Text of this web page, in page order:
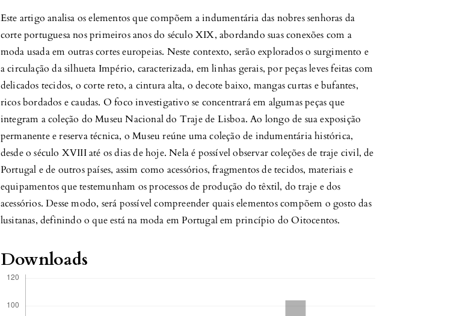
Este artigo analisa os elementos que compõem a indumentária das nobres senhoras da
corte portuguesa nos primeiros anos do século XIX, abordando suas conexões com a
moda usada em outras cortes europeias. Neste contexto, serão explorados o surgimento e
a circulação da silhueta Império, caracterizada, em linhas gerais, por peças leves feitas com
delicados tecidos, o corte reto, a cintura alta, o decote baixo, mangas curtas e bufantes,
ricos bordados e caudas. O foco investigativo se concentrará em algumas peças que
integram a coleção do Museu Nacional do Traje de Lisboa. Ao longo de sua exposição
permanente e reserva técnica, o Museu reúne uma coleção de indumentária histórica,
desde o século XVIII até os dias de hoje. Nela é possível observar coleções de traje civil, de
Portugal e de outros países, assim como acessórios, fragmentos de tecidos, materiais e
equipamentos que testemunham os processos de produção do têxtil, do traje e dos
acessórios. Desse modo, será possível compreender quais elementos compõem o gosto das
lusitanas, definindo o que está na moda em Portugal em princípio do Oitocentos.
Downloads